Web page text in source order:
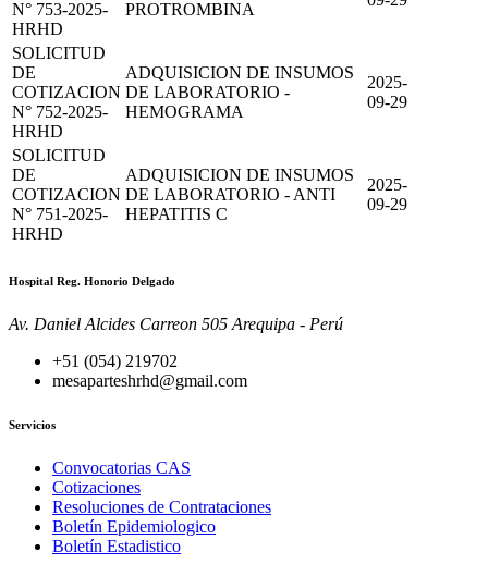
N° 753-2025-
HRHD
PROTROMBINA
SOLICITUD
DE
COTIZACION
N° 752-2025-
HRHD
ADQUISICION DE INSUMOS
DE LABORATORIO -
HEMOGRAMA
2025-
09-29
SOLICITUD
DE
COTIZACION
N° 751-2025-
HRHD
ADQUISICION DE INSUMOS
DE LABORATORIO - ANTI
HEPATITIS C
2025-
09-29
Hospital Reg. Honorio Delgado
Av. Daniel Alcides Carreon 505 Arequipa - Perú
+51 (054) 219702
mesaparteshrhd@gmail.com
Servicios
Convocatorias CAS
Cotizaciones
Resoluciones de Contrataciones
Boletín Epidemiologico
Boletín Estadistico